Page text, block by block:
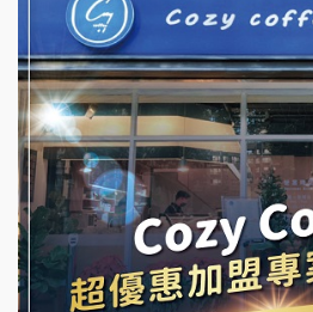
潮鍋癮加盟說明會
蓁伙烤倆吃加盟說明會
霏等茶加盟說明會
早安山丘加盟說明會
冰封仙果加盟說明會
冬城門加盟說明會
拾鑶火鍋加盟說明會
阿性情趣無人販售所加盟明會
龍涎居好湯加盟說明會
舒油頭加盟說明會